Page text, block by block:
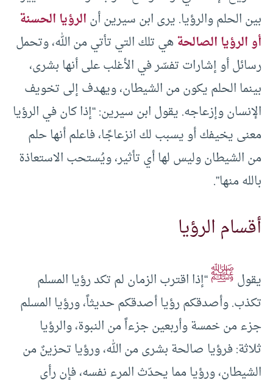
بين الحلم والرؤيا. يرى ابن سيرين أنالرؤيا الحسنة
أو الرؤيا الصالحةهي تلك التي تأتي من الله، وتحمل
رسائل أو إشارات تفسّر في الأغلب على أنها بشرى،
بينما الحلم يكون من الشيطان، ويهدف إلى تخويف
الإنسان وإزعاجه. يقول ابن سيرين: “إذا كان في الرؤيا
معنى يخيفك أو يسبب لك انزعاجًا، فاعلم أنها حلم
من الشيطان وليس لها أي تأثير، ويُستحب الاستعاذة
بالله منها”.
أقسام الرؤيا
يقولﷺ“إذا اقترب الزمان لم تكد رؤيا المسلم
تكذب. وأصدقكم رؤيا أصدقكم حديثاً، ورؤيا المسلم
جزء من خمسة وأربعين جزءاً من النبوة، والرؤيا
ثلاثة: فرؤيا صالحة بشرى من الله، ورؤيا تحزينٌ من
الشيطان، ورؤيا مما يحدّث المرء نفسه، فإن رأى